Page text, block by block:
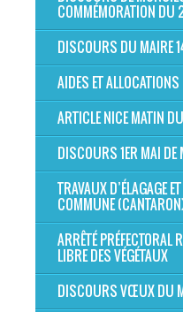
COMMÉMORATION
DISCOURS DU MAIRE
AIDES ET
ARTICLE NICE MATIN
DISCOURS 1ER MAI DE
TRAVAUX D’ÉLAGAGE
COMMUNE
ARRÊTÉ PRÉFECTORAL
LIBRE DES VÉGÉTAUX
DISCOURS VŒUX DU